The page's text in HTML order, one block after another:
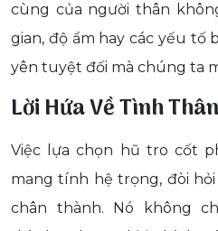
cùng của người thân
gian, độ ẩm hay các yếu tố
yên tuyệt đối mà chúng ta
Lời Hứa Về Tình
Việc lựa chọn hũ tro cốt
mang tính hệ trọng, đòi
chân thành. Nó không